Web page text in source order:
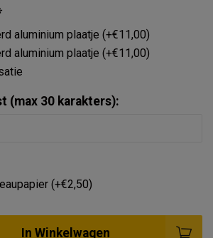
aluminium plaatje (+€11,00)
aluminium plaatje (+€11,00)
(max 30 karakters):
(+€2,50)
In Winkelwagen